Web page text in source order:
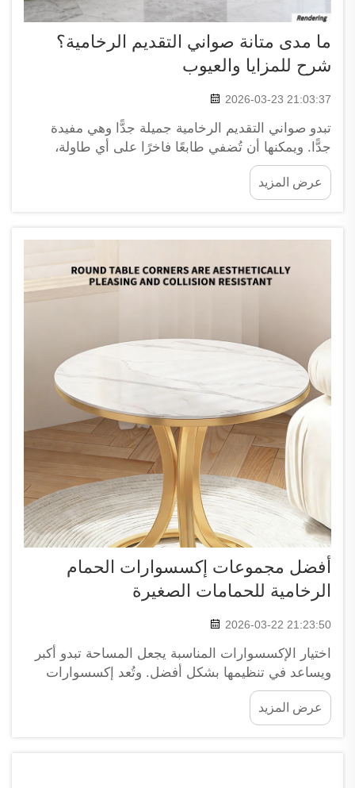
ما مدى متانة صواني التقديم الرخامية؟
شرح للمزايا والعيوب
2026-03-23 21:03:37
تبدو صواني التقديم الرخامية جميلة جدًّا وهي مفيدة
جدًّا. ويمكنها أن تُضفي طابعًا فاخرًا على أي طاولة،
سواء كنت تقيم حفلة أو تتناول وجبة عادية في منزلك.
لكن ما مدى قوتها الفعلية؟ يتساءل الناس دائمًا عما إذا
كانت هذه الصواني قادرة على تحمل الاستخدام العادي،
عرض المزيد
أفضل مجموعات إكسسوارات الحمام
الرخامية للحمامات الصغيرة
2026-03-22 21:23:50
اختيار الإكسسوارات المناسبة يجعل المساحة تبدو أكبر
ويساعد في تنظيمها بشكل أفضل. وتُعد إكسسوارات
الحمام الرخامية شائعة جدًّا هذه الأيام لأنها تبدو رائعة
من مجموعات إكسسوارات الحمام الرخامية التي
عرض المزيد